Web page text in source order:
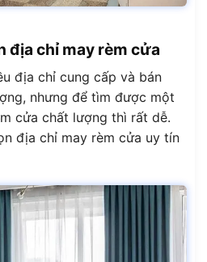
địa chỉ may rèm cửa
địa chỉ cung cấp và bán
nhưng để tìm được một
cửa chất lượng thì rất dễ.
địa chỉ may rèm cửa uy tín